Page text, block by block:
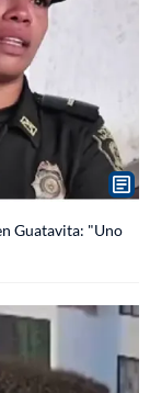
Guatavita: "Uno